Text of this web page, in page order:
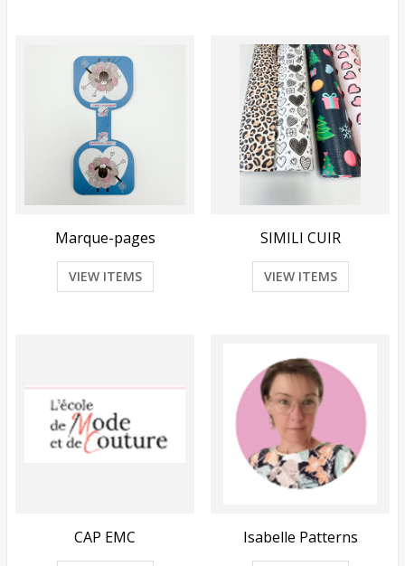
Marque-pages
VIEW ITEMS
SIMILI CUIR
VIEW ITEMS
CAP EMC Isabelle Patterns